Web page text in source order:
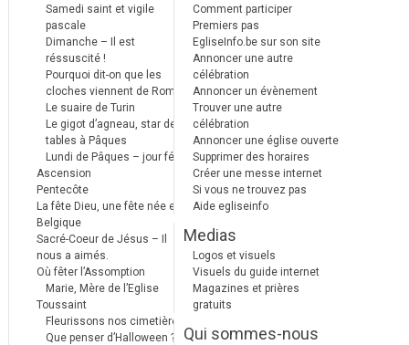
Samedi saint et vigile
pascale
Dimanche – Il est
réssuscité !
Pourquoi dit-on que les
cloches viennent de Rome ?
Le suaire de Turin
Le gigot d’agneau, star des
tables à Pâques
Lundi de Pâques – jour férié
Ascension
Pentecôte
La fête Dieu, une fête née en
Belgique
Sacré-Coeur de Jésus – Il
nous a aimés.
Où fêter l’Assomption
Marie, Mère de l’Eglise
Toussaint
Fleurissons nos cimetières
Que penser d’Halloween ?
Comment participer
Premiers pas
EgliseInfo.be sur son site
Annoncer une autre
célébration
Annoncer un évènement
Trouver une autre
célébration
Annoncer une église ouverte
Supprimer des horaires
Créer une messe internet
Si vous ne trouvez pas
Aide egliseinfo
Medias
Logos et visuels
Visuels du guide internet
Magazines et prières
gratuits
Qui sommes-nous